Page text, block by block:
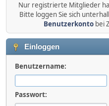
Nur registrierte Mitglieder
Bitte loggen Sie sich
Benutzerkonto bei
Einloggen
Benutzername:
Passwort: